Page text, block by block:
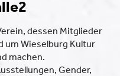
dessen Mitglieder
um Wieselburg Kultur
machen.
Gender,